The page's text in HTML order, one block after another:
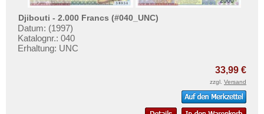
Djibouti - 2.000 Francs (#040_UNC)
Datum: (1997)
Katalognr.: 040
Erhaltung: UNC
33,99 €
zzgl. Versand